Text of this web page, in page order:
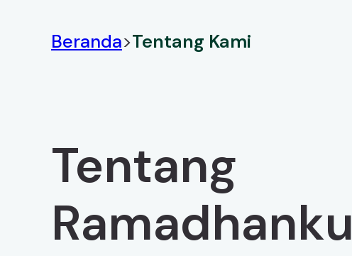
Beranda>Tentang Kami
Tentang
Ramadhanku